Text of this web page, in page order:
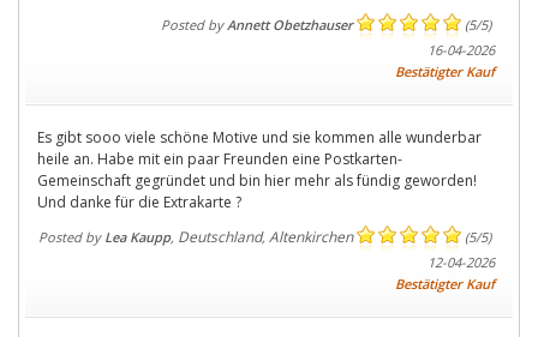
Posted by Annett Obetzhauser (5/5)
16-04-2026
Bestätigter Kauf
Es gibt sooo viele schöne Motive und sie kommen alle wunderbar
heile an. Habe mit ein paar Freunden eine Postkarten-
Gemeinschaft gegründet und bin hier mehr als fündig geworden!
Und danke für die Extrakarte ?
Posted by Lea Kaupp, Deutschland, Altenkirchen (5/5)
12-04-2026
Bestätigter Kauf